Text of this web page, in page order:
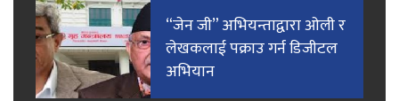
“जेन जी” अभियन्ताद्वारा ओली र
लेखकलाई पक्राउ गर्न डिजीटल
अभियान